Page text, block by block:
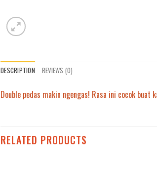
DESCRIPTION REVIEWS (0)
Double pedas makin ngengas! Rasa ini cocok buat
RELATED PRODUCTS